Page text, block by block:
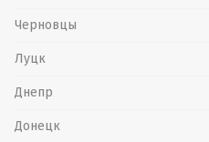
Черновцы
Луцк
Днепр
Донецк